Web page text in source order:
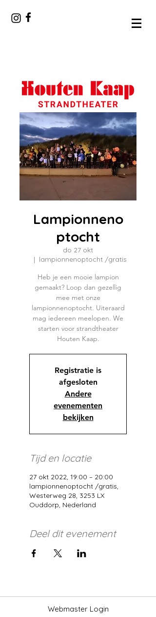
Lampionneno
ptocht
do 27 okt
  |
lampionnenoptocht /gratis
Heb je een mooie lampion
gemaakt? Loop dan gezellig
mee met onze
lampionnenoptocht. Uiteraard
mag iedereen meelopen. We
starten voor strandtheater
Houten Kaap.
Registratie is
afgesloten
Andere
evenementen
bekijken
Tijd en locatie
27 okt 2022, 19:00 – 20:00
lampionnenoptocht /gratis,
Westerweg 28, 3253 LX
Ouddorp, Nederland
Deel dit evenement
Webmaster Login